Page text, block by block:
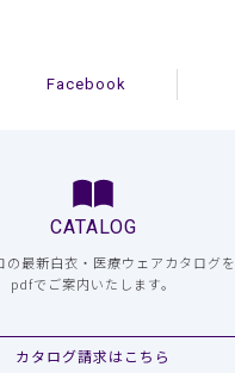
Facebook
CATALOG
の最新白衣・医療ウェアカタログを
pdfでご案内いたします。
カタログ請求はこちら